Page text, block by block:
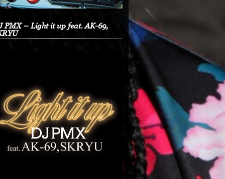
PMX – Light it up feat. AK-69,